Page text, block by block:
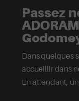
Passez
Dans quelques
accueillir dans
En attendant,